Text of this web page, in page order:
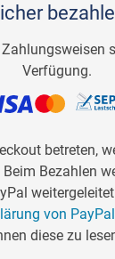
Verfügung.
betreten,
Bezahlen
von PayPal
diese zu